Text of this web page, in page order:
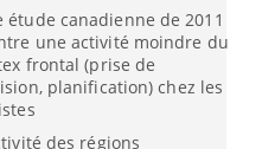
étude canadienne de 2011
une activité moindre du
frontal (prise de
planification) chez les
des régions